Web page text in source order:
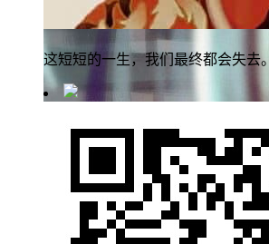
这短短的一生，我们最终都会失去。